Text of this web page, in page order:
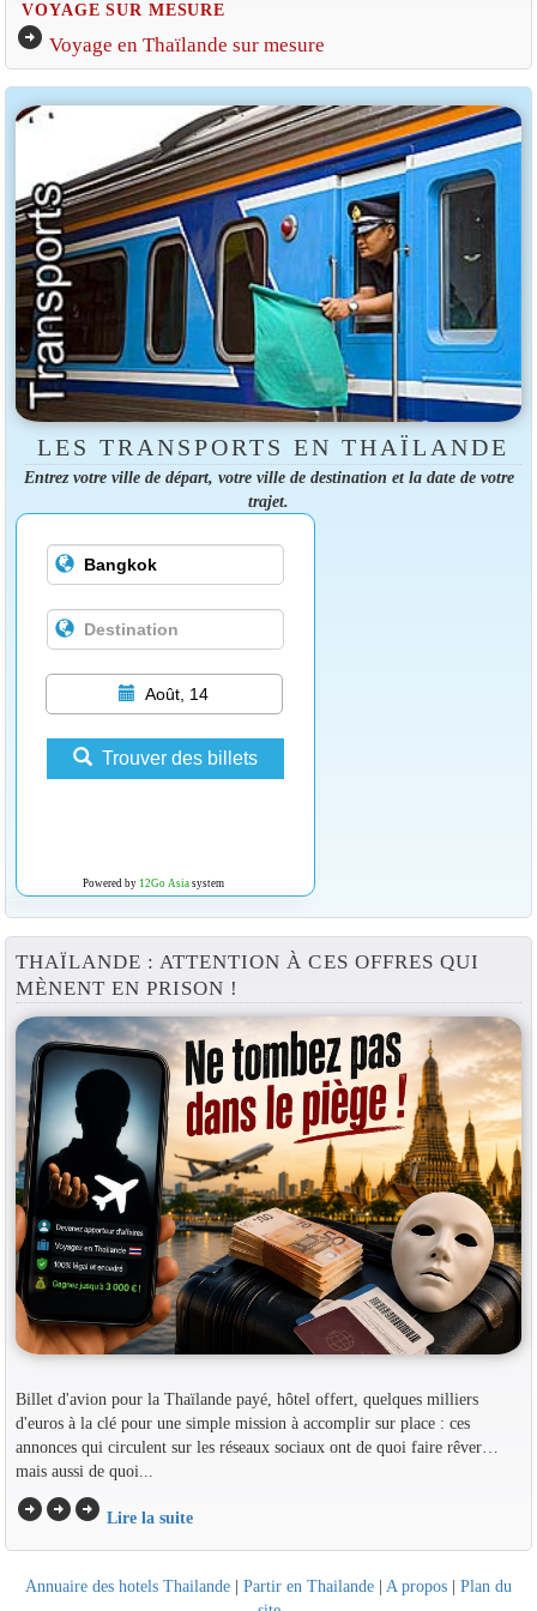
VOYAGE SUR MESURE
arrow_circle_right Voyage en Thaïlande sur mesure
LES TRANSPORTS EN THAÏLANDE
Entrez votre ville de départ, votre ville de destination et la date de votre
trajet.
Août, 14
Trouver des billets
Powered by 12Go Asiasystem
THAÏLANDE : ATTENTION À CES OFFRES QUI
MÈNENT EN PRISON !
Billet d'avion pour la Thaïlande payé, hôtel offert, quelques milliers
d'euros à la clé pour une simple mission à accomplir sur place : ces
annonces qui circulent sur les réseaux sociaux ont de quoi faire rêver…
mais aussi de quoi...
arrow_circle_rightarrow_circle_rightarrow_circle_right Lire la suite
Annuaire des hotels Thailande | Partir en Thailande | A propos | Plan du